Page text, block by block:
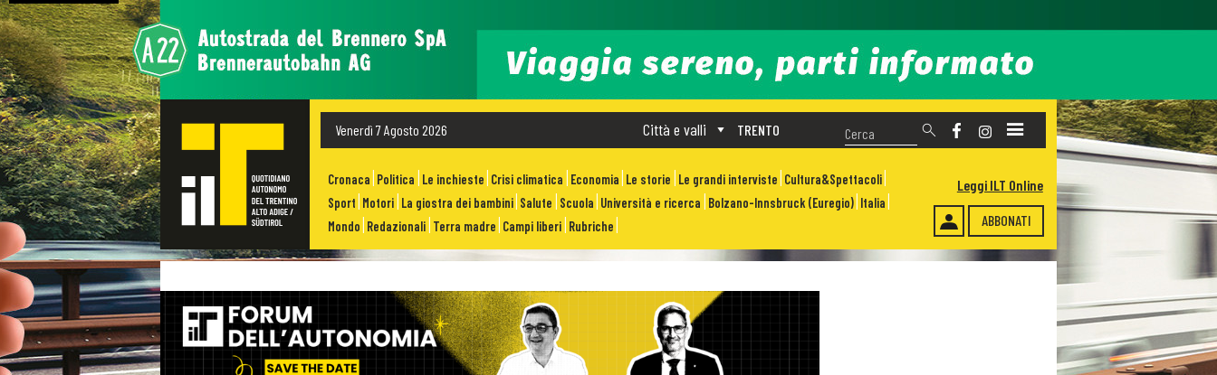
Venerdì 7 Agosto 2026 TRENTO
Città e valli
Cronaca Politica Le inchieste Crisi climatica Economia Le storie Le grandi interviste Cultura&Spettacoli
Sport Motori La giostra dei bambini Salute Scuola Università e ricerca Bolzano-Innsbruck (Euregio) Italia
Mondo Redazionali Terra madre Campi liberi Rubriche ABBONATI
Leggi ILT Online